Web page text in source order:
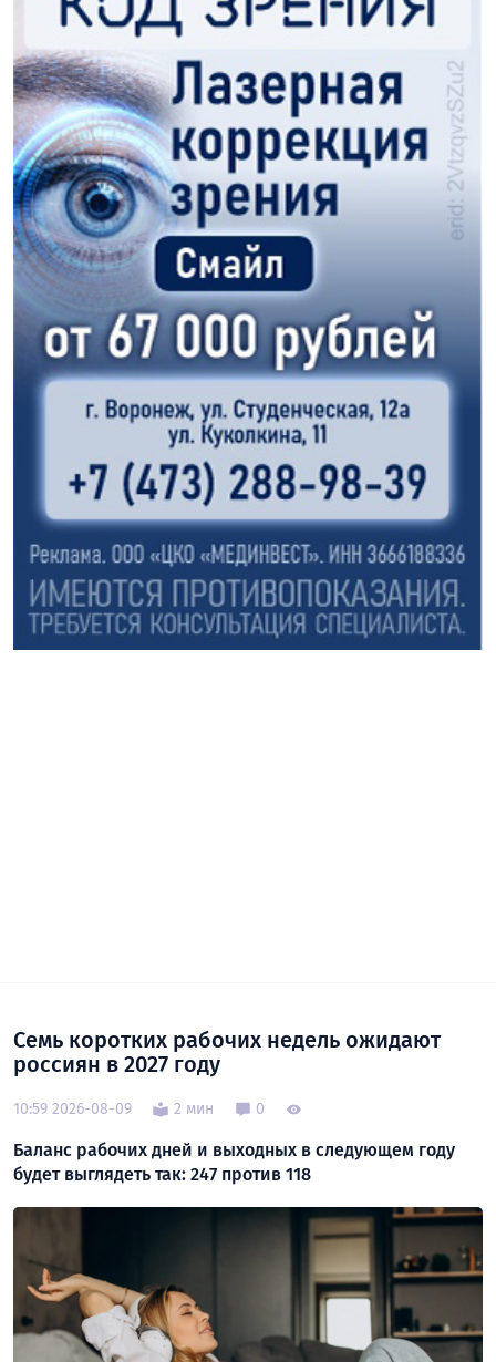
Семь коротких рабочих недель ожидают
россиян в 2027 году
10:59 2026-08-09 2 мин 0
Баланс рабочих дней и выходных в следующем году
будет выглядеть так: 247 против 118